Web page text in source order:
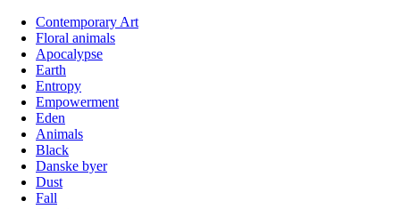
Contemporary Art
Floral animals
Apocalypse
Earth
Entropy
Empowerment
Eden
Animals
Black
Danske byer
Dust
Fall